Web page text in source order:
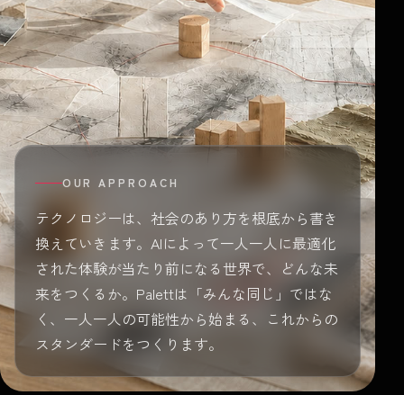
OUR APPROACH
テクノロジーは、社会のあり方を根底から書き
換えていきます。AIによって一人一人に最適化
された体験が当たり前になる世界で、どんな未
来をつくるか。Palettは「みんな同じ」ではな
く、一人一人の可能性から始まる、これからの
スタンダードをつくります。